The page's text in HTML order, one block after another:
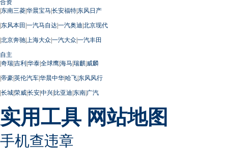
合资
|东南三菱|华晨宝马|长安福特|东风日产
|东风本田 |一汽马自达|一汽奥迪|北京现代
|北京奔驰| 上海大众|一汽大众|一汽丰田
自主
|奇瑞|吉利|华泰|全球鹰|海马|瑞麒|威麟
|帝豪|英伦汽车|华晨中华|哈飞|东风风行
|长城|荣威|长安|中兴|比亚迪|东南|广汽
实用工具 网站地图
手机查违章